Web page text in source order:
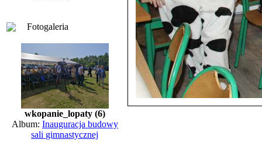
Fotogaleria
wkopanie_lopaty (6)
Album: Inauguracja budowy
sali gimnastycznej